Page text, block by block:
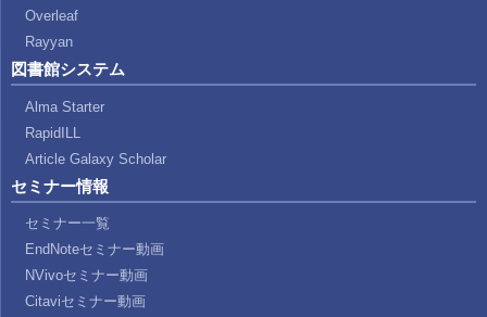
Overleaf
Rayyan
図書館システム
Alma Starter
RapidILL
Article Galaxy Scholar
セミナー情報
セミナー一覧
EndNoteセミナー動画
NVivoセミナー動画
Citaviセミナー動画